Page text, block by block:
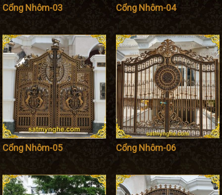
Cổng Nhôm-03 Cổng Nhôm-04
Cổng Nhôm-05 Cổng Nhôm-06